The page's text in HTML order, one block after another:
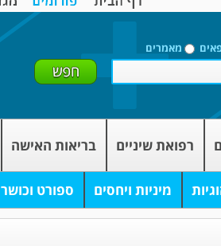
מאמרים
רפואת שיניים בריאות האישה
מיניות ויחסים ספורט וכושר